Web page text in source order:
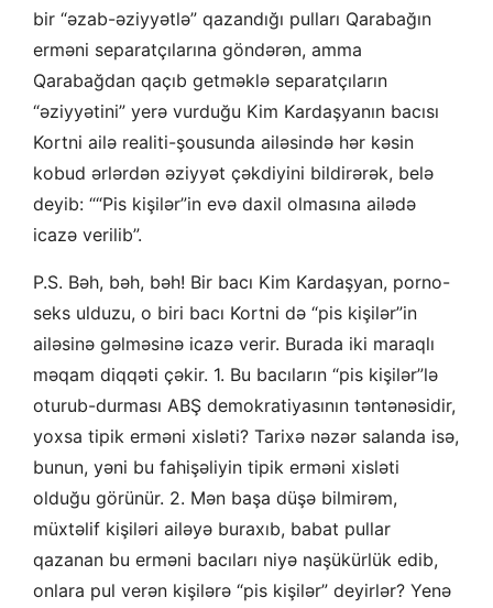
bir “əzab-əziyyətlə” qazandığı pulları Qarabağın
erməni separatçılarına göndərən, amma
Qarabağdan qaçıb getməklə separatçıların
“əziyyətini” yerə vurduğu Kim Kardaşyanın bacısı
Kortni ailə realiti-şousunda ailəsində hər kəsin
kobud ərlərdən əziyyət çəkdiyini bildirərək, belə
deyib: ““Pis kişilər”in evə daxil olmasına ailədə
icazə verilib”.
P.S. Bəh, bəh, bəh! Bir bacı Kim Kardaşyan, porno-
seks ulduzu, o biri bacı Kortni də “pis kişilər”in
ailəsinə gəlməsinə icazə verir. Burada iki maraqlı
məqam diqqəti çəkir. 1. Bu bacıların “pis kişilər”lə
oturub-durması ABŞ demokratiyasının təntənəsidir,
yoxsa tipik erməni xisləti? Tarixə nəzər salanda isə,
bunun, yəni bu fahişəliyin tipik erməni xisləti
olduğu görünür. 2. Mən başa düşə bilmirəm,
müxtəlif kişiləri ailəyə buraxıb, babat pullar
qazanan bu erməni bacıları niyə naşükürlük edib,
onlara pul verən kişilərə “pis kişilər” deyirlər? Yenə